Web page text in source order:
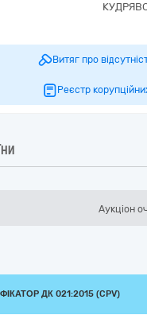
Витяг про
Реєстр
Аукціон
ДК 021:2015 (CPV)